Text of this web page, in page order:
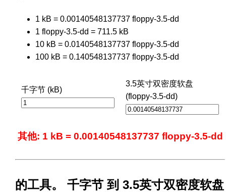
1 kB = 0.00140548137737 floppy-3.5-dd
1 floppy-3.5-dd = 711.5 kB
10 kB = 0.0140548137737 floppy-3.5-dd
100 kB = 0.140548137737 floppy-3.5-dd
千字节 (kB)
3.5英寸双密度软盘
(floppy-3.5-dd)
其他: 1 kB = 0.00140548137737 floppy-3.5-dd
的工具。 千字节 到 3.5英寸双密度软盘